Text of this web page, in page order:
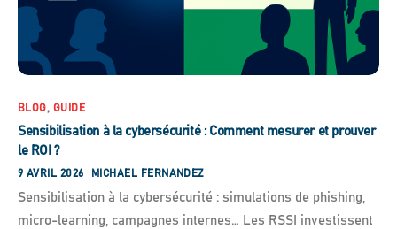
BLOG, GUIDE
Sensibilisation à la cybersécurité : Comment mesurer et prouver
le ROI ?
9 AVRIL 2026 MICHAEL FERNANDEZ
Sensibilisation à la cybersécurité : simulations de phishing,
micro-learning, campagnes internes… Les RSSI investissent